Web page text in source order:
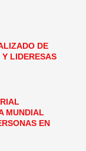
DE
LIDERESAS
MUNDIAL
EN